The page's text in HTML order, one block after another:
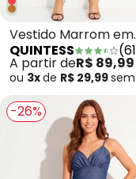
Vestido Marrom em
Malha Crepe
QUINTESS (61
A partir deR$ 89,99
ou 3xde R$ 29,99sem
-26%